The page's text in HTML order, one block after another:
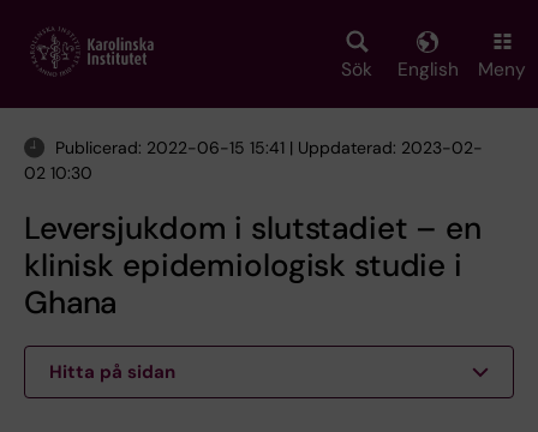
main
Sök English Meny
Publicerad: 2022-06-15 15:41 | Uppdaterad: 2023-02-
02 10:30
Leversjukdom i slutstadiet – en
klinisk epidemiologisk studie i
Ghana
Hitta på sidan